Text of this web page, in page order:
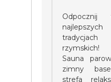
Odpocznij
najlepszych
tradycjach
rzymskich!
Sauna
zimny
strefa